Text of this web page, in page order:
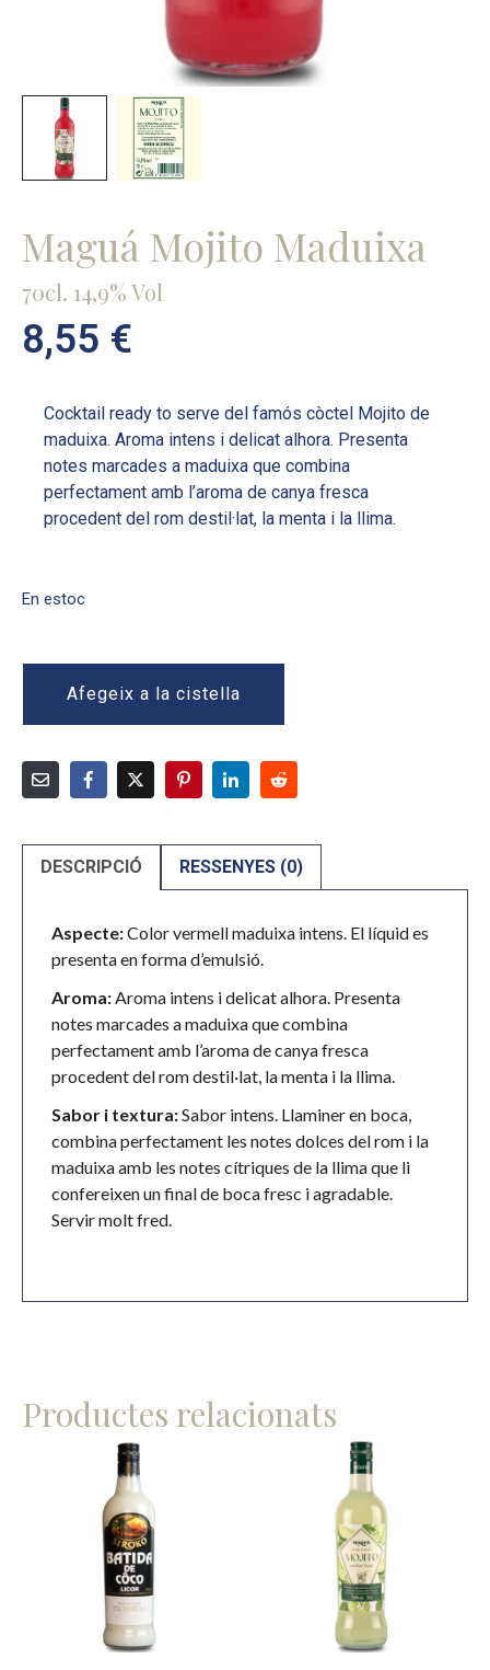
Maguá Mojito Maduixa
70cl. 14,9% Vol
8,55 €
Cocktail ready to serve del famós còctel Mojito de
maduixa. Aroma intens i delicat alhora. Presenta
notes marcades a maduixa que combina
perfectament amb l’aroma de canya fresca
procedent del rom destil·lat, la menta i la llima.
En estoc
Afegeix a la cistella
DESCRIPCIÓ RESSENYES (0)
Aspecte:Color vermell maduixa intens. El líquid es
presenta en forma d’emulsió.
Aroma: Aroma intens i delicat alhora. Presenta
notes marcades a maduixa que combina
perfectament amb l’aroma de canya fresca
procedent del rom destil·lat, la menta i la llima.
Sabor i textura:Sabor intens. Llaminer en boca,
combina perfectament les notes dolces del rom i la
maduixa amb les notes cítriques de la llima que li
confereixen un final de boca fresc i agradable.
Servir molt fred.
Productes relacionats